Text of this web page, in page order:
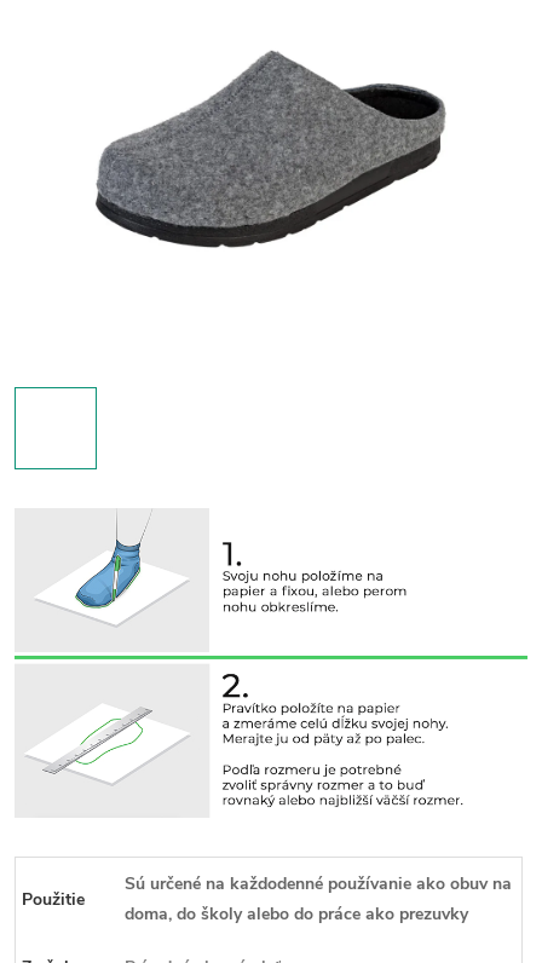
Použitie
Sú určené na každodenné používanie ako obuv na
doma, do školy alebo do práce ako prezuvky